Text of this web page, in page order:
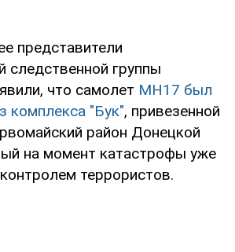
представители
следственной группы
что самолет MH17 был
комплекса "Бук", привезенной
район Донецкой
на момент катастрофы уже
террористов.